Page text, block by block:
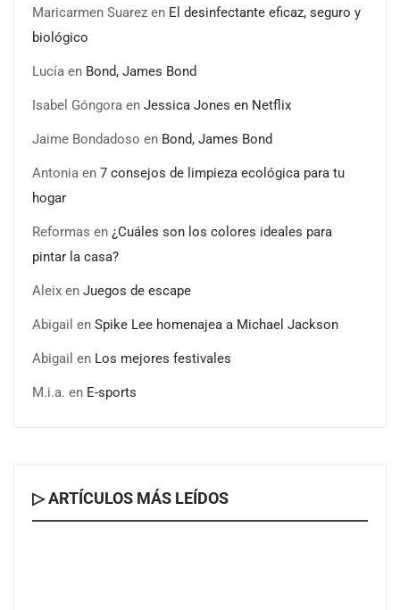
Maricarmen Suarez en El desinfectante eficaz, seguro y
biológico
Lucía en Bond, James Bond
Isabel Góngora en Jessica Jones en Netflix
Jaime Bondadoso en Bond, James Bond
Antonia en 7 consejos de limpieza ecológica para tu
hogar
Reformas en ¿Cuáles son los colores ideales para
pintar la casa?
Aleix en Juegos de escape
Abigail en Spike Lee homenajea a Michael Jackson
Abigail en Los mejores festivales
M.i.a. en E-sports
▷ ARTÍCULOS MÁS LEÍDOS